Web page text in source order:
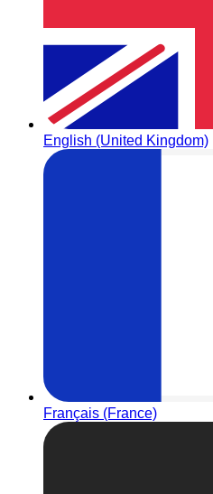
English (United Kingdom)
Français (France)